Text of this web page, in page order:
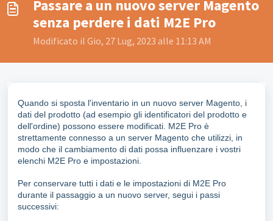
Passare a un nuovo server Magento
senza perdere i dati M2E Pro
Modificato il Gio, 27 Lug, 2023 alle 11:13 AM
Quando si sposta l'inventario in un nuovo server Magento, i
dati del prodotto (ad esempio gli identificatori del prodotto e
dell'ordine) possono essere modificati. M2E Pro è
strettamente connesso a un server Magento che utilizzi, in
modo che il cambiamento di dati possa influenzare i vostri
elenchi M2E Pro e impostazioni.
Per conservare tutti i dati e le impostazioni di M2E Pro
durante il passaggio a un nuovo server, segui i passi
successivi: